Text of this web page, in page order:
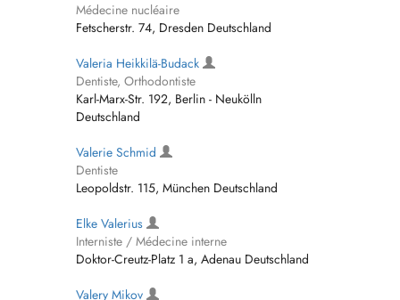
Médecine nucléaire
Fetscherstr. 74, Dresden Deutschland
Valeria Heikkilä-Budack
Dentiste, Orthodontiste
Karl-Marx-Str. 192, Berlin - Neukölln
Deutschland
Valerie Schmid
Dentiste
Leopoldstr. 115, München Deutschland
Elke Valerius
Interniste / Médecine interne
Doktor-Creutz-Platz 1 a, Adenau Deutschland
Valery Mikov